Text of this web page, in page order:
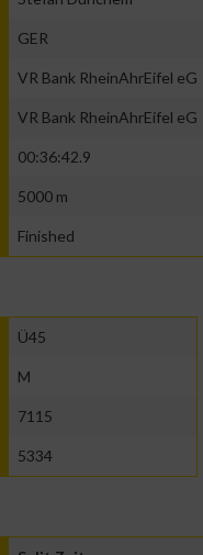
GER
VR Bank RheinAhrEifel eG
VR Bank RheinAhrEifel eG
00:36:42.9
5000 m
Finished
Ü45
M
7115
5334